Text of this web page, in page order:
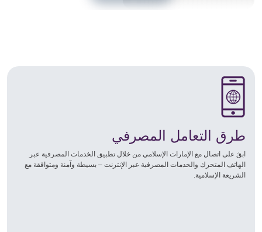
طرق التعامل المصرفي
ابقَ على اتصال مع الإمارات الإسلامي من خلال تطبيق الخدمات المصرفية عبر
الهاتف المتحرك والخدمات المصرفية عبر الإنترنت – بسيطة وآمنة ومتوافقة مع
الشريعة الإسلامية.